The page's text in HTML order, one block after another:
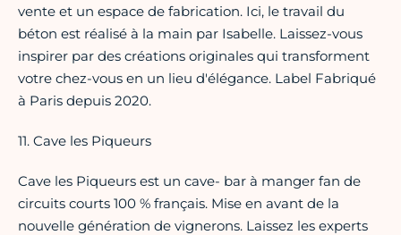
vente et un espace de fabrication. Ici, le travail du
béton est réalisé à la main par Isabelle. Laissez-vous
inspirer par des créations originales qui transforment
votre chez-vous en un lieu d'élégance. Label Fabriqué
à Paris depuis 2020.
11. Cave les Piqueurs
Cave les Piqueurs est un cave- bar à manger fan de
circuits courts 100 % français. Mise en avant de la
nouvelle génération de vignerons. Laissez les experts